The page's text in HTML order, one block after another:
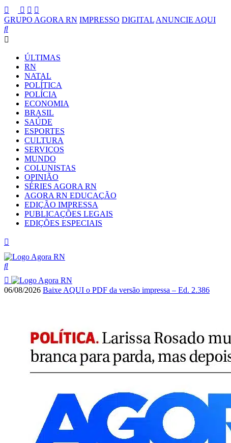
GRUPO AGORA RN IMPRESSO DIGITAL ANUNCIE AQUI
ÚLTIMAS
RN
NATAL
POLÍTICA
POLÍCIA
ECONOMIA
BRASIL
SAÚDE
ESPORTES
CULTURA
SERVIÇOS
MUNDO
COLUNISTAS
OPINIÃO
SÉRIES AGORA RN
AGORA RN EDUCAÇÃO
EDIÇÃO IMPRESSA
PUBLICAÇÕES LEGAIS
EDIÇÕES ESPECIAIS
06/08/2026 Baixe AQUI o PDF da versão impressa – Ed. 2.386